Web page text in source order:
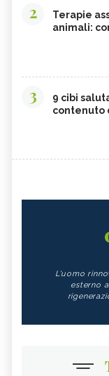
2
Terapie
animali:
3
9 cibi
contenuto
L'uomo
esterno